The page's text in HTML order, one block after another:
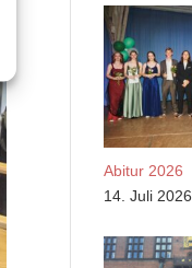
Abitur 2026
14. Juli 2026